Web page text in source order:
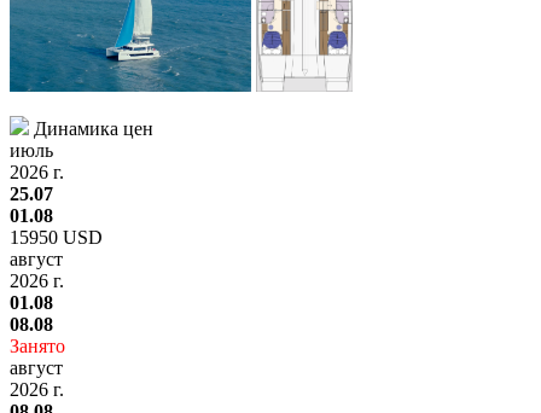
Динамика цен
июль
2026 г.
25.07
01.08
15950 USD
август
2026 г.
01.08
08.08
Занято
август
2026 г.